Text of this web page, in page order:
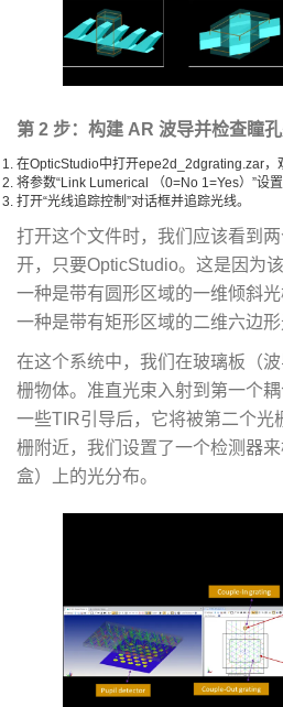
第 2 步：构建 AR 波导并检查瞳
在OpticStudio中打开epe2d_2dgrating.zar，
将参数“Link Lumerical （0=No 1=Yes）”设置
打开“光线追踪控制”对话框并追踪光线。
打开这个文件时，我们应该看到
开，只要OpticStudio。这是因为
一种是带有圆形区域的一维倾斜光
一种是带有矩形区域的二维六边形
在这个系统中，我们在玻璃板（
栅物体。准直光束入射到第一个
一些TIR引导后，它将被第二个光
栅附近，我们设置了一个检测器
盒）上的光分布。